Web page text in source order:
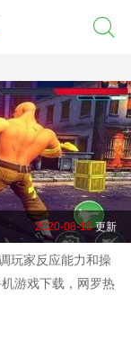
2020-08-19更新
玩家反应能力和操
游戏下载，网罗热